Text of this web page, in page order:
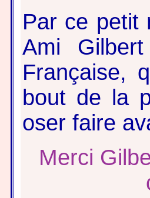
Par ce petit
Ami
Française,
bout de la
oser faire
Merci